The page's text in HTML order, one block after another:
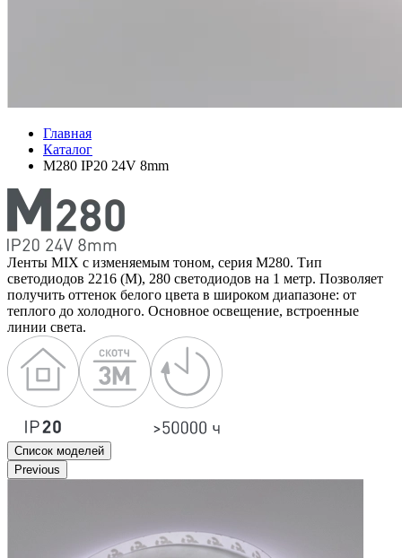
Главная
Каталог
M280 IP20 24V 8mm
Ленты MIX с изменяемым тоном, серия M280. Тип
светодиодов 2216 (M), 280 светодиодов на 1 метр. Позволяет
получить оттенок белого цвета в широком диапазоне: от
теплого до холодного. Основное освещение, встроенные
линии света.
Список моделей
Previous